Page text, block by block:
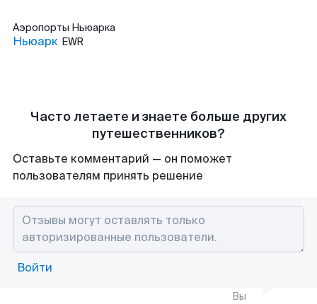
Аэропорты Ньюарка
Ньюарк EWR
Часто летаете и знаете больше других
путешественников?
Оставьте комментарий — он поможет
пользователям принять решение
Войти
Вы